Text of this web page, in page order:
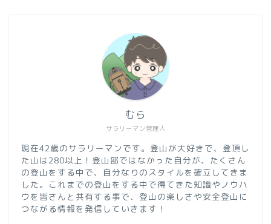
サラリーマン管理人
むら
現在42歳のサラリーマンです。登山が大好きで、登頂し
た山は280以上！登山部ではなかった自分が、たくさん
の登山をする中で、自分なりのスタイルを確立してきま
した。これまでの登山をする中で得てきた知識やノウハ
ウを皆さんと共有する事で、登山の楽しさや安全登山に
つながる情報を発信していきます！